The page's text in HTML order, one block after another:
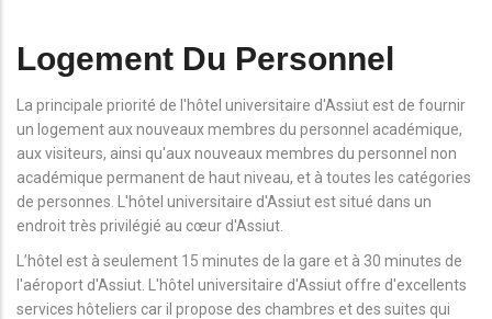
Logement Du Personnel
La principale priorité de l'hôtel universitaire d'Assiut est de fournir
un logement aux nouveaux membres du personnel académique,
aux visiteurs, ainsi qu'aux nouveaux membres du personnel non
académique permanent de haut niveau, et à toutes les catégories
de personnes. L'hôtel universitaire d'Assiut est situé dans un
endroit très privilégié au cœur d'Assiut.
L’hôtel est à seulement 15 minutes de la gare et à 30 minutes de
l'aéroport d'Assiut. L'hôtel universitaire d'Assiut offre d'excellents
services hôteliers car il propose des chambres et des suites qui